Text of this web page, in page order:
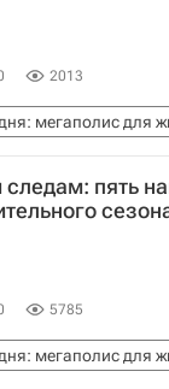
2013
мегаполис для
Москвы
Недвижимость
пять
5785
мегаполис для